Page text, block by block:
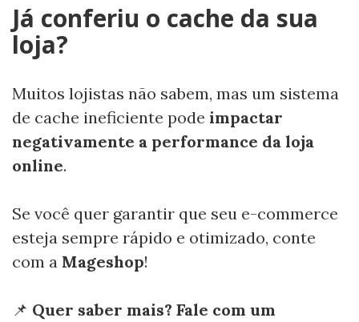
Já conferiu o cache da sua
loja?
Muitos lojistas não sabem, mas um sistema
de cache ineficiente pode impactar
negativamente a performance da loja
online.
Se você quer garantir que seu e-commerce
esteja sempre rápido e otimizado, conte
com a Mageshop!
📌 Quer saber mais? Fale com um